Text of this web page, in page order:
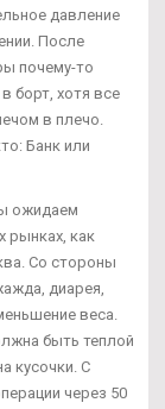
давление
После
почему-то
борт, хотя все
в плечо.
Банк или
ожидаем
рынках, как
Со стороны
диарея,
веса.
быть теплой
кусочки. С
через 50